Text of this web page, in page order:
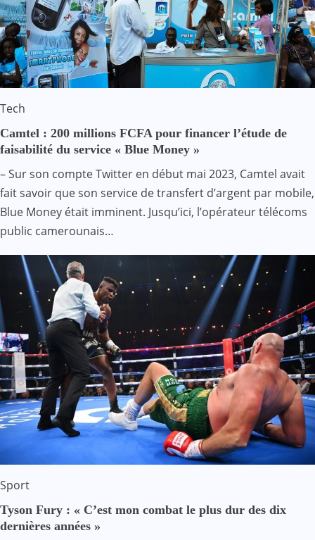
Tech
Camtel : 200 millions FCFA pour financer l’étude de
faisabilité du service « Blue Money »
– Sur son compte Twitter en début mai 2023, Camtel avait
fait savoir que son service de transfert d’argent par mobile,
Blue Money était imminent. Jusqu’ici, l’opérateur télécoms
public camerounais…
Sport
Tyson Fury : « C’est mon combat le plus dur des dix
dernières années »